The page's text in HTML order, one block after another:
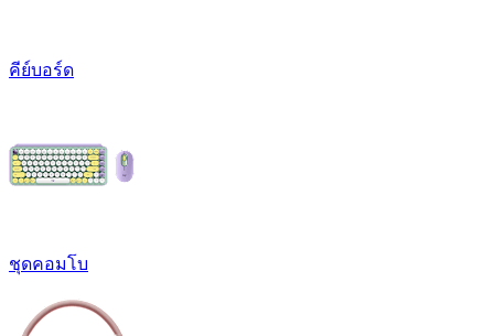
คีย์บอร์ด
ชุดคอมโบ